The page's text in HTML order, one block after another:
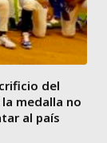
del
medalla no
al país